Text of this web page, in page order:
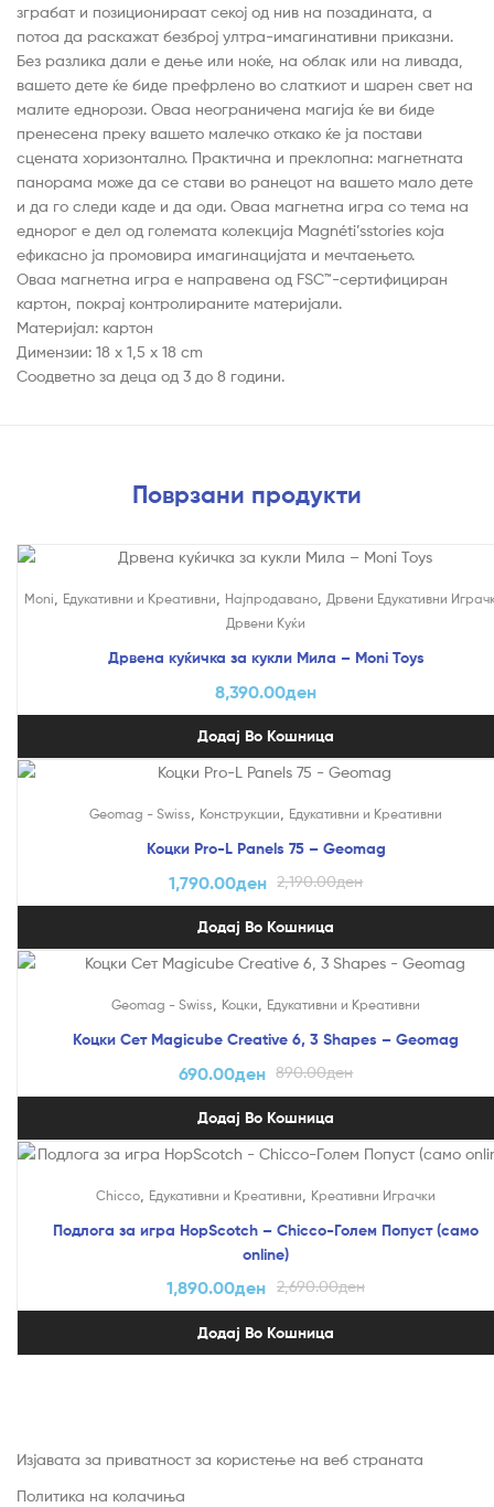
зграбат и позиционираат секој од нив на позадината, а
потоа да раскажат безброј ултра-имагинативни приказни.
Без разлика дали е дење или ноќе, на облак или на ливада,
вашето дете ќе биде префрлено во слаткиот и шарен свет на
малите еднорози. Оваа неограничена магија ќе ви биде
пренесена преку вашето малечко откако ќе ја постави
сцената хоризонтално. Практична и преклопна: магнетната
панорама може да се стави во ранецот на вашето мало дете
и да го следи каде и да оди. Оваа магнетна игра со тема на
еднорог е дел од големата колекција Magnéti’sstories која
ефикасно ја промовира имагинацијата и мечтаењето.
Оваа магнетна игра е направена од FSC™-сертифициран
картон, покрај контролираните материјали.
Материјал: картон
Димензии: 18 x 1,5 x 18 cm
Соодветно за деца од 3 до 8 години.
Поврзани продукти
Moni Едукативни и Креативни Најпродавано, Дрвени Едукативни
Дрвени Куќи
Дрвена куќичка за кукли Мила – Moni Toys
8,390.00ден
Додај Во Кошница
Geomag - Swiss Конструкции Едукативни и Креативни
Коцки Pro-L Panels 75 – Geomag
2,190.00ден
1,790.00ден
Додај Во Кошница
Geomag - Swiss Коцки Едукативни и Креативни
Коцки Сет Magicube Creative 6, 3 Shapes – Geomag
890.00ден
690.00ден
Додај Во Кошница
Chicco Едукативни и Креативни Креативни Играчки
Подлога за игра HopScotch – Chicco-Голем Попуст (само
online)
2,690.00ден
1,890.00ден
Додај Во Кошница
Изјавата за приватност за користење на веб страната
Политика на колачиња